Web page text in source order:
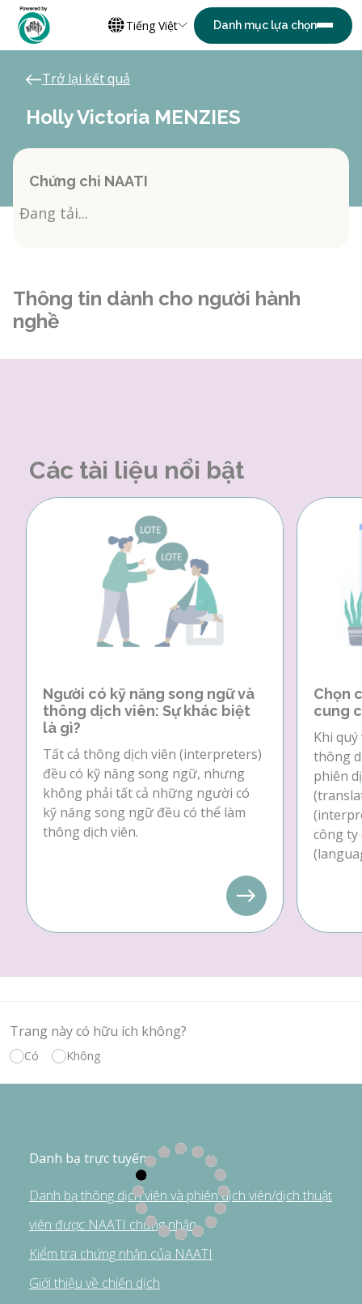
Tiếng Việt
Trở lại kết quả
Holly Victoria MENZIES
Chứng chỉ NAATI
Đang tải...
Thông tin dành cho người hành
nghề
Các tài liệu nổi bật
Người có kỹ năng song ngữ và
thông dịch viên: Sự khác biệt
là gì?
Tất cả thông dịch viên (interpreters)
đều có kỹ năng song ngữ, nhưng
không phải tất cả những người có
kỹ năng song ngữ đều có thể làm
thông dịch viên.
Chọn
cung
Khi
thông
phiên
công ty
Trang này có hữu ích không?
Có Không
Danh bạ trực tuyến
Danh bạ thông dịch viên và phiên dịch viên/dịch thuật
viên được NAATI chứng nhận
Kiểm tra chứng nhận của NAATI
Giới thiệu về chiến dịch